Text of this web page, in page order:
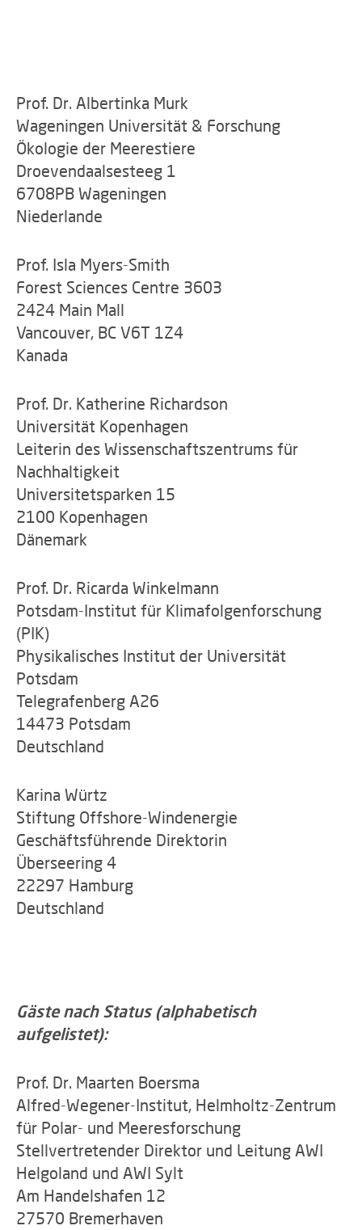
Prof. Dr. Albertinka Murk
Wageningen Universität & Forschung
Ökologie der Meerestiere
Droevendaalsesteeg 1
6708PB Wageningen
Niederlande
Prof. Isla Myers-Smith
Forest Sciences Centre 3603
2424 Main Mall
Vancouver, BC V6T 1Z4
Kanada
Prof. Dr. Katherine Richardson
Universität Kopenhagen
Leiterin des Wissenschaftszentrums für
Nachhaltigkeit
Universitetsparken 15
2100 Kopenhagen
Dänemark
Prof. Dr. Ricarda Winkelmann
Potsdam-Institut für Klimafolgenforschung
(PIK)
Physikalisches Institut der Universität
Potsdam
Telegrafenberg A26
14473 Potsdam
Deutschland
Karina Würtz
Stiftung Offshore-Windenergie
Geschäftsführende Direktorin
Überseering 4
22297 Hamburg
Deutschland
Gäste nach Status (alphabetisch
aufgelistet):
Prof. Dr. Maarten Boersma
Alfred-Wegener-Institut, Helmholtz-Zentrum
für Polar- und Meeresforschung
Stellvertretender Direktor und Leitung AWI
Helgoland und AWI Sylt
Am Handelshafen 12
27570 Bremerhaven